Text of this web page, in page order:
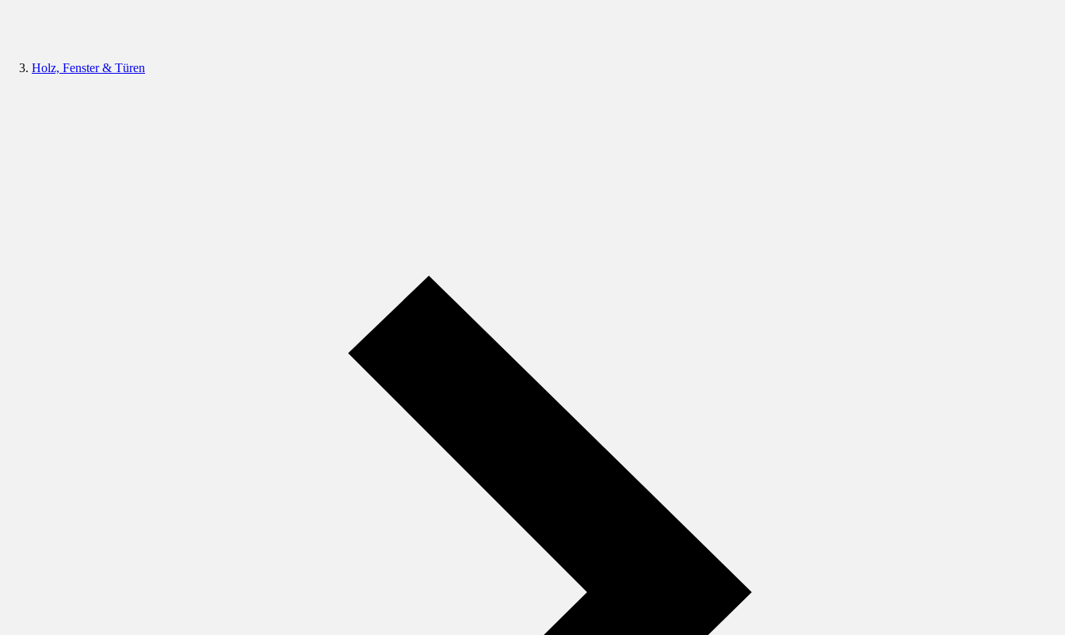
Holz, Fenster & Türen